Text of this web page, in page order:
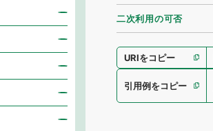
二次利用の可否
URIをコピー
引用例をコピー